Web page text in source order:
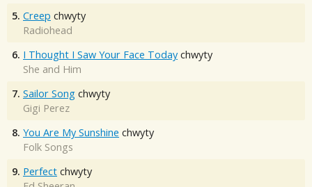
5. Creep chwyty
Radiohead
6. I Thought I Saw Your Face Today chwyty
She and Him
7. Sailor Song chwyty
Gigi Perez
8. You Are My Sunshine chwyty
Folk Songs
9. Perfect chwyty